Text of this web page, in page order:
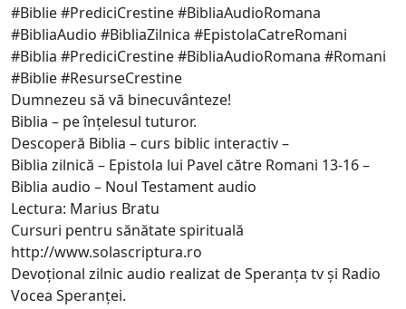
#Biblie #PrediciCrestine #BibliaAudioRomana
#BibliaAudio #BibliaZilnica #EpistolaCatreRomani
#Biblia #PrediciCrestine #BibliaAudioRomana #Romani
#Biblie #ResurseCrestine
Dumnezeu să vă binecuvânteze!
Biblia – pe înțelesul tuturor.
Descoperă Biblia – curs biblic interactiv –
Biblia zilnică – Epistola lui Pavel către Romani 13-16 –
Biblia audio – Noul Testament audio
Lectura: Marius Bratu
Cursuri pentru sănătate spirituală
http://www.solascriptura.ro
Devoțional zilnic audio realizat de Speranța tv și Radio
Vocea Speranței.